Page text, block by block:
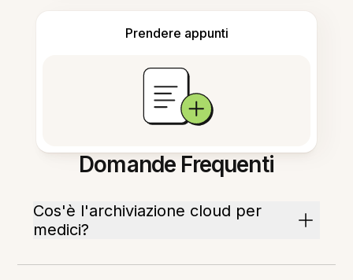
Prendere appunti
Domande Frequenti
Cos'è l'archiviazione cloud per
medici?